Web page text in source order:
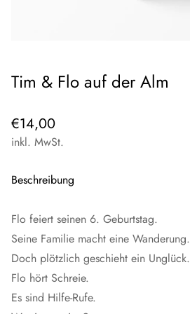
Tim & Flo auf der Alm
Regulärer
Preis
€14,00
inkl. MwSt.
Beschreibung
Flo feiert seinen 6. Geburtstag.
Seine Familie macht eine Wanderung.
Doch plötzlich geschieht ein Unglück.
Flo hört Schreie.
Es sind Hilfe-Rufe.